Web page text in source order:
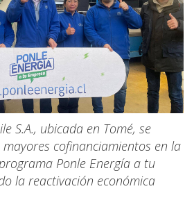
S.A., ubicada en Tomé, se
cofinanciamientos en la
Ponle Energía a tu
la reactivación económica